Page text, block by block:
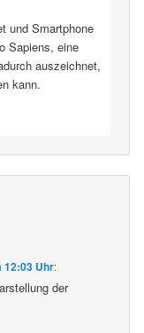
und Smartphone
Sapiens, eine
auszeichnet,
kann.
12:03 Uhr:
der